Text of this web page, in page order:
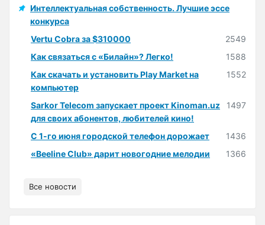
Интеллектуальная собственность. Лучшие эссе
конкурса
Vertu Cobra за $310000
2549
Как связаться с «Билайн»? Легко!
1588
Как скачать и установить Play Market на
компьютер
1552
Sarkor Telecom запускает проект Kinoman.uz
для своих абонентов, любителей кино!
1497
С 1-го июня городской телефон дорожает
1436
«Beeline Club» дарит новогодние мелодии
1366
Все новости